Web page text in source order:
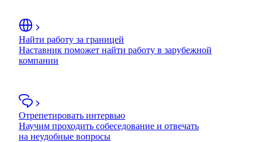
Найти работу за границей
Наставник поможет найти работу в зарубежной
компании
Отрепетировать интервью
Научим проходить собеседование и отвечать
на неудобные вопросы